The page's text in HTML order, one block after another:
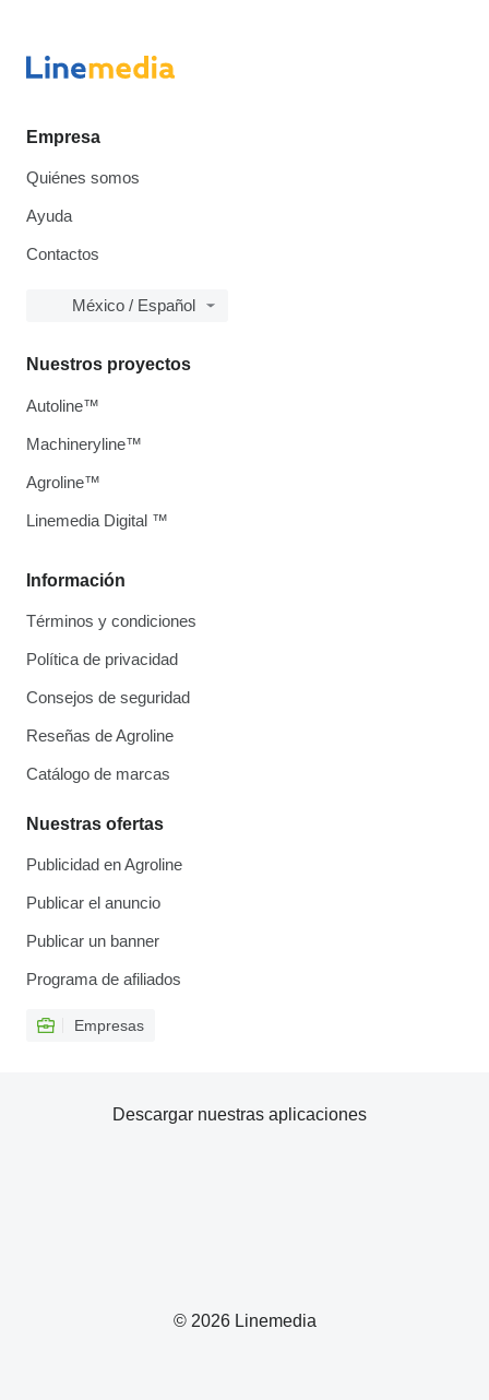
Empresa
Quiénes somos
Ayuda
Contactos
México / Español
Información
Términos y condiciones
Política de privacidad
Consejos de seguridad
Reseñas de Agroline
Catálogo de marcas
Nuestras ofertas
Publicidad en Agroline
Publicar el anuncio
Publicar un banner
Programa de afiliados
Empresas
Nuestros proyectos
Autoline™
Machineryline™
Agroline™
Linemedia Digital ™
© 2026 Linemedia
Descargar nuestras aplicaciones